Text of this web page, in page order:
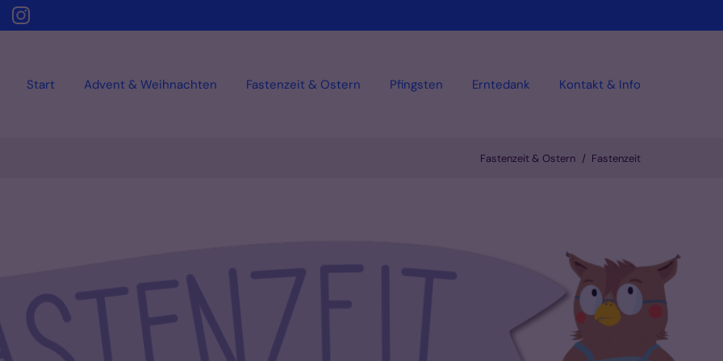
Start Advent & Weihnachten Fastenzeit & Ostern Pfingsten Erntedank Kontakt & Info
Fastenzeit & Ostern Fastenzeit